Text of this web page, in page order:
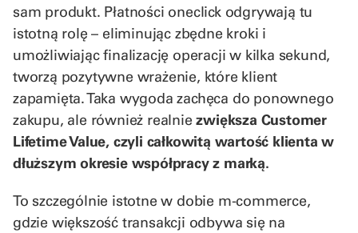
sam produkt. Płatności oneclick odgrywają tu
istotną rolę – eliminując zbędne kroki i
umożliwiając finalizację operacji w kilka sekund,
tworzą pozytywne wrażenie, które klient
zapamięta. Taka wygoda zachęca do ponownego
zakupu, ale również realniezwiększa Customer
Lifetime Value, czyli całkowitą wartość klienta w
dłuższym okresie współpracy z marką.
To szczególnie istotne w dobie m-commerce,
gdzie większość transakcji odbywa się na